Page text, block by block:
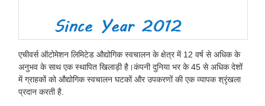
एचीवर्स ऑटोमेशन लिमिटेड औद्योगिक स्वचालन के क्षेत्र में 12 वर्ष से अधिक के
अनुभव के साथ एक स्थापित खिलाड़ी है।कंपनी दुनिया भर के 45 से अधिक देशों
में ग्राहकों को औद्योगिक स्वचालन घटकों और उपकरणों की एक व्यापक श्रृंखला
प्रदान करती है.